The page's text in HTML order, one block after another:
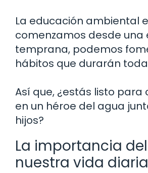
La educación ambiental
comenzamos desde una
temprana, podemos
hábitos que durarán
Así que, ¿estás listo para
en un héroe del agua
hijos?
La importancia
nuestra vida diaria